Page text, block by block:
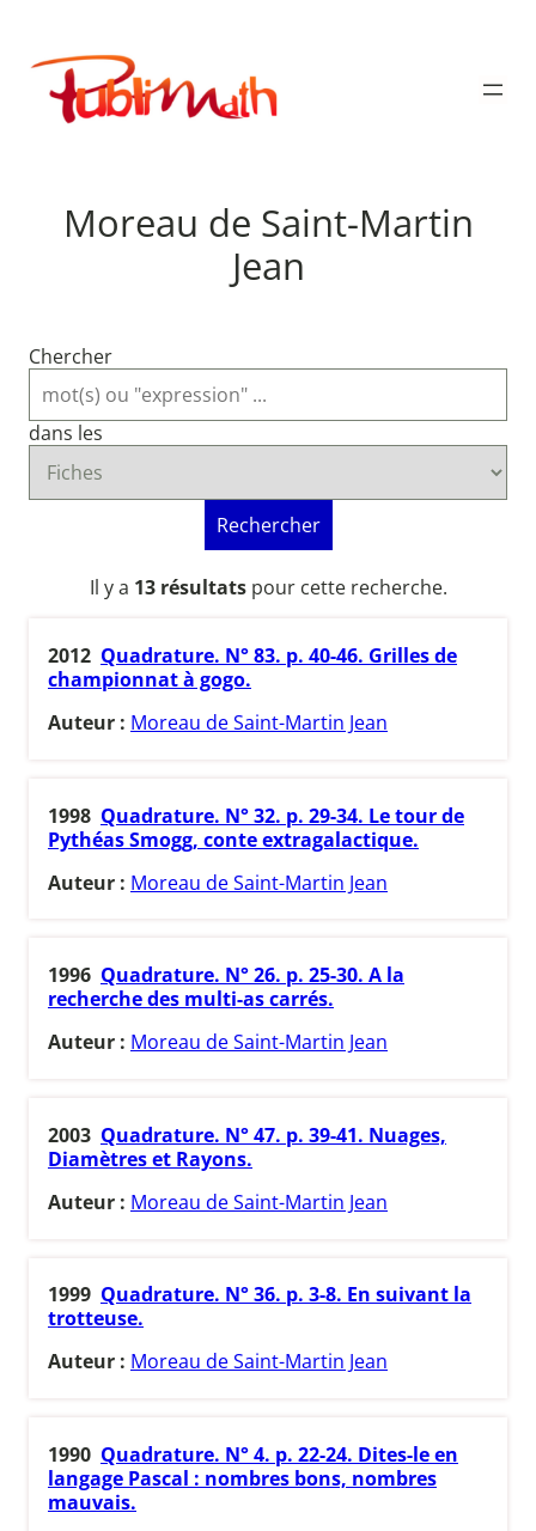
contenu
Publimath
Moreau de Saint-Martin
Jean
Chercher
dans les
Rechercher
Il y a 13 résultatspour cette recherche.
2012 Quadrature. N° 83. p. 40-46. Grilles de
championnat à gogo.
Auteur : Moreau de Saint-Martin Jean
1998 Quadrature. N° 32. p. 29-34. Le tour de
Pythéas Smogg, conte extragalactique.
Auteur : Moreau de Saint-Martin Jean
1996 Quadrature. N° 26. p. 25-30. A la
recherche des multi-as carrés.
Auteur : Moreau de Saint-Martin Jean
2003 Quadrature. N° 47. p. 39-41. Nuages,
Diamètres et Rayons.
Auteur : Moreau de Saint-Martin Jean
1999 Quadrature. N° 36. p. 3-8. En suivant la
trotteuse.
Auteur : Moreau de Saint-Martin Jean
1990 Quadrature. N° 4. p. 22-24. Dites-le en
langage Pascal : nombres bons, nombres
mauvais.